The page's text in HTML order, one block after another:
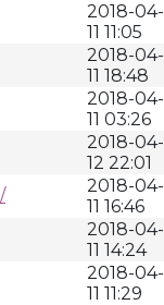
2018-04-
11 11:05
2018-04-
11 18:48
2018-04-
11 03:26
2018-04-
12 22:01
2018-04-
11 16:46
2018-04-
11 14:24
2018-04-
11 11:29